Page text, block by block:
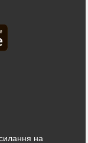
на